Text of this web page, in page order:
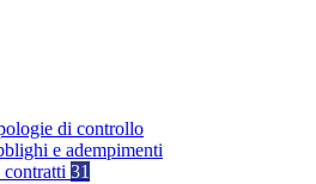
di controllo
e adempimenti
31